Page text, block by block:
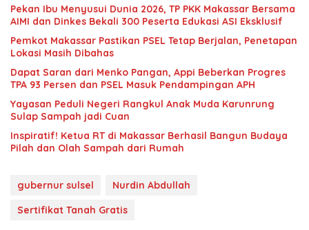
Pekan Ibu Menyusui Dunia 2026, TP PKK Makassar Bersama
AIMI dan Dinkes Bekali 300 Peserta Edukasi ASI Eksklusif
Pemkot Makassar Pastikan PSEL Tetap Berjalan, Penetapan
Lokasi Masih Dibahas
Dapat Saran dari Menko Pangan, Appi Beberkan Progres
TPA 93 Persen dan PSEL Masuk Pendampingan APH
Yayasan Peduli Negeri Rangkul Anak Muda Karunrung
Sulap Sampah jadi Cuan
Inspiratif! Ketua RT di Makassar Berhasil Bangun Budaya
Pilah dan Olah Sampah dari Rumah
gubernur sulsel
Nurdin Abdullah
Sertifikat Tanah Gratis